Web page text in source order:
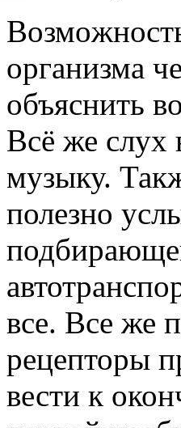
организма
объяснить
Всё же слух
музыку.
полезно
все. Все же
рецепторы
вести к